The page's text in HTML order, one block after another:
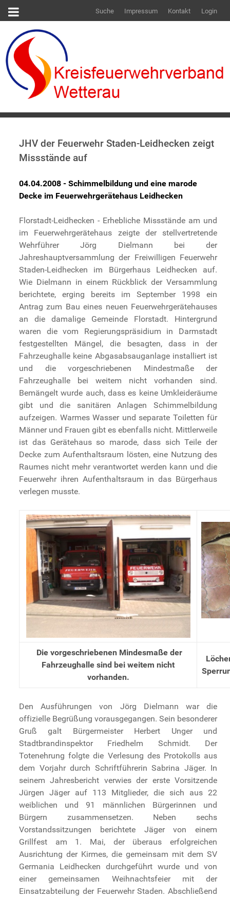
Suche Impressum Kontakt Login
JHV der Feuerwehr Staden-Leidhecken zeigt
Missstände auf
04.04.2008 - Schimmelbildung und eine marode
Decke im Feuerwehrgerätehaus Leidhecken
Florstadt-Leidhecken - Erhebliche Missstände am und
im Feuerwehrgerätehaus zeigte der stellvertretende
Wehrführer Jörg Dielmann bei der
Jahreshauptversammlung der Freiwilligen Feuerwehr
Staden-Leidhecken im Bürgerhaus Leidhecken auf.
Wie Dielmann in einem Rückblick der Versammlung
berichtete, erging bereits im September 1998 ein
Antrag zum Bau eines neuen Feuerwehrgerätehauses
an die damalige Gemeinde Florstadt. Hintergrund
waren die vom Regierungspräsidium in Darmstadt
festgestellten Mängel, die besagten, dass in der
Fahrzeughalle keine Abgasabsauganlage installiert ist
und die vorgeschriebenen Mindestmaße der
Fahrzeughalle bei weitem nicht vorhanden sind.
Bemängelt wurde auch, dass es keine Umkleideräume
gibt und die sanitären Anlagen Schimmelbildung
aufzeigen. Warmes Wasser und separate Toiletten für
Männer und Frauen gibt es ebenfalls nicht. Mittlerweile
ist das Gerätehaus so marode, dass sich Teile der
Decke zum Aufenthaltsraum lösten, eine Nutzung des
Raumes nicht mehr verantwortet werden kann und die
Feuerwehr ihren Aufenthaltsraum in das Bürgerhaus
verlegen musste.
Die vorgeschriebenen Mindesmaße der
Fahrzeughalle sind bei weitem nicht
vorhanden.
Den Ausführungen von Jörg Dielmann war die
offizielle Begrüßung vorausgegangen. Sein besonderer
Gruß galt Bürgermeister Herbert Unger und
Stadtbrandinspektor Friedhelm Schmidt. Der
Totenehrung folgte die Verlesung des Protokolls aus
dem Vorjahr durch Schriftführerin Sabrina Jäger. In
seinem Jahresbericht verwies der erste Vorsitzende
Jürgen Jäger auf 113 Mitglieder, die sich aus 22
weiblichen und 91 männlichen Bürgerinnen und
Bürgern zusammensetzen. Neben sechs
Vorstandssitzungen berichtete Jäger von einem
Grillfest am 1. Mai, der überaus erfolgreichen
Ausrichtung der Kirmes, die gemeinsam mit dem SV
Germania Leidhecken durchgeführt wurde und von
einer gemeinsamen Weihnachtsfeier mit der
Einsatzabteilung der Feuerwehr Staden. Abschließend